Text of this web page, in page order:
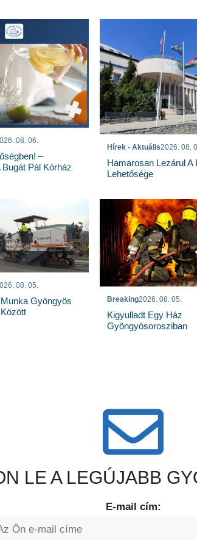
08. 06.
–
Pál Kórház
Hírek - Aktuális2026. 08.
Hamarosan Lezárul A
Lehetősége
08. 05.
Gyöngyös
Breaking2026. 08. 05.
Kigyulladt Egy Ház
Gyöngyösorosziban
LE A LEGÚJABB
E-mail cím: